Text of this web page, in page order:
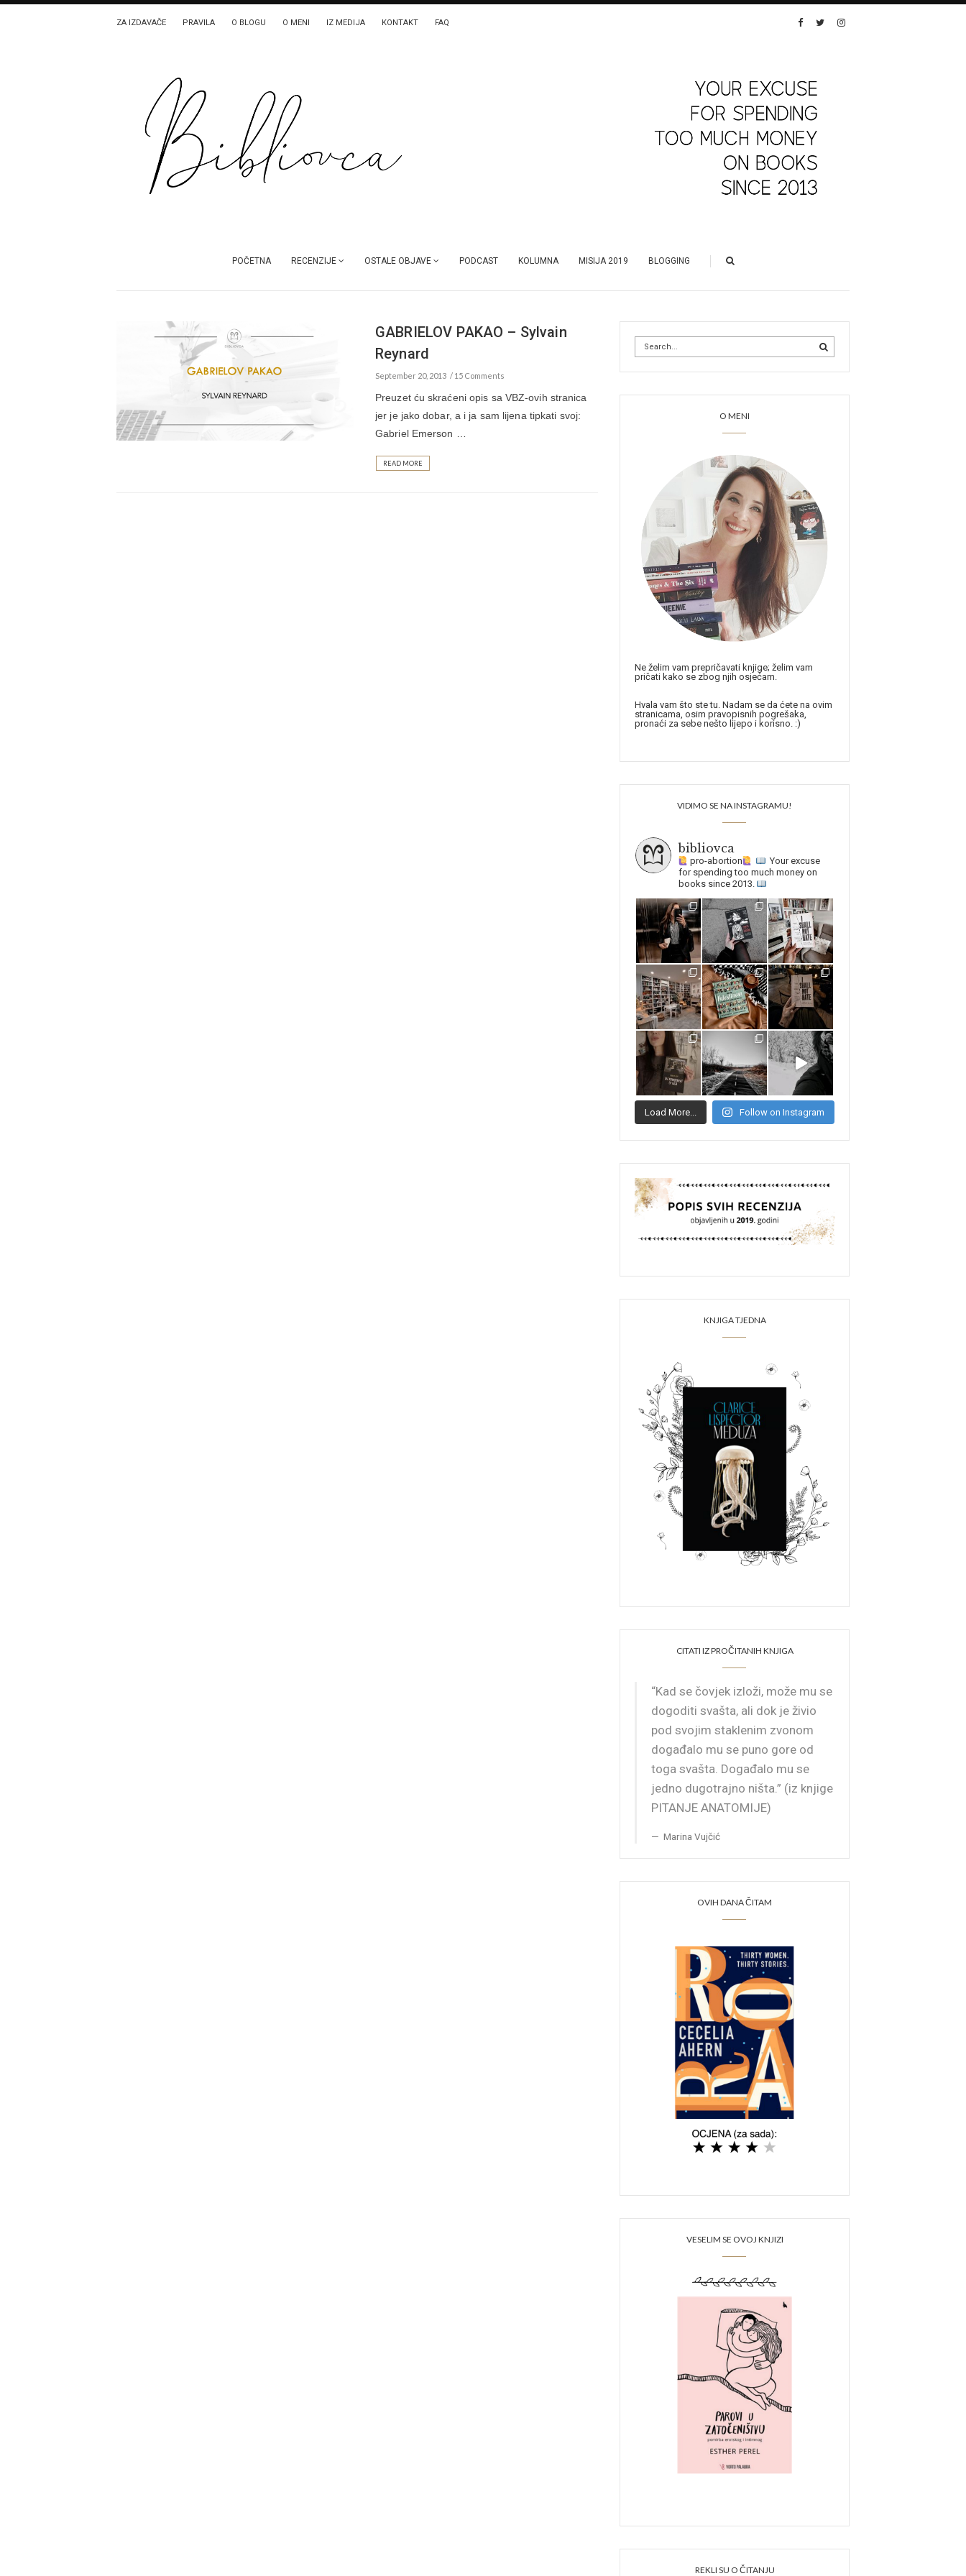
ZA IZDAVAČE PRAVILA O BLOGU O MENI IZ MEDIJA KONTAKT FAQ
POČETNA RECENZIJE OSTALE OBJAVE PODCAST KOLUMNA MISIJA 2019 BLOGGING
GABRIELOV PAKAO – Sylvain
Reynard
September 20, 2013 15 Comments
Preuzet ću skraćeni opis sa VBZ-ovih stranica
jer je jako dobar, a i ja sam lijena tipkati svoj:
Gabriel Emerson …
READ MORE
O MENI
Ne želim vam prepričavati knjige; želim vam
pričati kako se zbog njih osjećam.
Hvala vam što ste tu. Nadam se da ćete na ovim
stranicama, osim pravopisnih pogrešaka,
pronaći za sebe nešto lijepo i korisno. :)
VIDIMO SE NA INSTAGRAMU!
bibliovca
pro-abortion
Your excuse
for spending too much money on
books since 2013.
Load More... Follow on Instagram
KNJIGA TJEDNA
CITATI IZ PROČITANIH KNJIGA
“Kad se čovjek izloži, može mu se
dogoditi svašta, ali dok je živio
pod svojim staklenim zvonom
događalo mu se puno gore od
toga svašta. Događalo mu se
jedno dugotrajno ništa.” (iz knjige
PITANJE ANATOMIJE)
Marina Vujčić
OVIH DANA ČITAM
VESELIM SE OVOJ KNJIZI
REKLI SU O ČITANJU